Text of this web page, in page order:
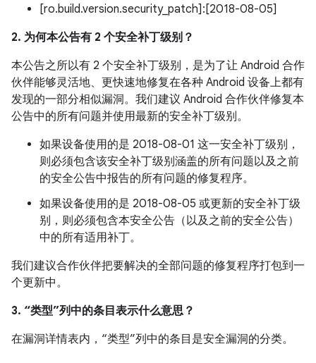
[ro.build.version.security_patch]:[2018-08-05]
2. 为何本公告有 2 个安全补丁级别？
本公告之所以有 2 个安全补丁级别，是为了让 Android 合作
伙伴能够灵活地、更快速地修复在各种 Android 设备上都有
发现的一部分相似漏洞。我们建议 Android 合作伙伴修复本
公告中的所有问题并使用最新的安全补丁级别。
如果设备使用的是 2018-08-01 这一安全补丁级别，
则必须包含该安全补丁级别涵盖的所有问题以及之前
的安全公告中报告的所有问题的修复程序。
如果设备使用的是 2018-08-05 或更新的安全补丁级
别，则必须包含本安全公告（以及之前的安全公告）
中的所有适用补丁。
我们建议合作伙伴把要解决的全部问题的修复程序打包到一
个更新中。
3. “类型”列中的条目表示什么意思？
在漏洞详情表内，“类型”列中的条目是安全漏洞的分类。